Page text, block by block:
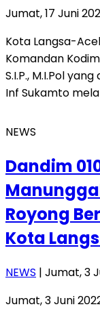
Jumat, 17 Juni
Kota Langsa-
Komandan
S.I.P., M.I.Pol
Inf Sukamto
NEWS
Dandim
Royong
Kota
NEWS | Jumat, 3
Jumat, 3 Juni